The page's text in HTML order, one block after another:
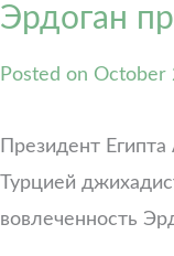
Эрдоган
Posted on October
Президент
Турцией
вовлеченность